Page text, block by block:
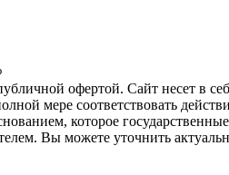
офертой. Сайт несет в
мере соответствовать
которое
Вы можете уточнить